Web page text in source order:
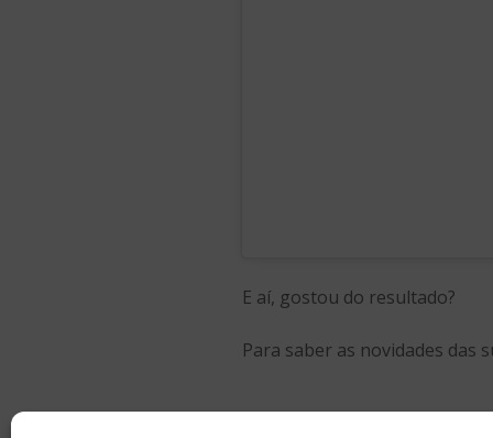
E aí, gostou do resultado?
Para saber as novidades das